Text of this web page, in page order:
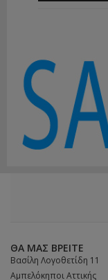
ΘΑ ΜΑΣ ΒΡΕΊΤΕ
Βασίλη Λογοθετίδη 11
Αμπελόκηποι Αττικής